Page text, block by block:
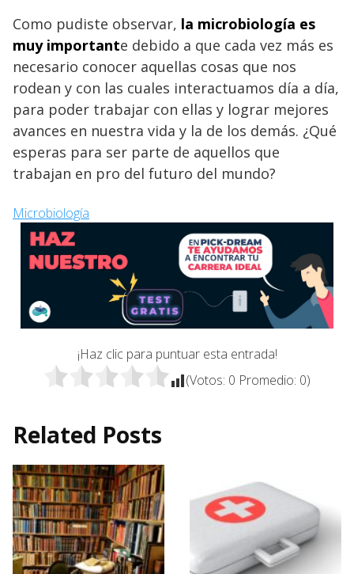
Como pudiste observar, la microbiología es
muy importante debido a que cada vez más es
necesario conocer aquellas cosas que nos
rodean y con las cuales interactuamos día a día,
para poder trabajar con ellas y lograr mejores
avances en nuestra vida y la de los demás. ¿Qué
esperas para ser parte de aquellos que
trabajan en pro del futuro del mundo?
Microbiología
¡Haz clic para puntuar esta entrada!
(Votos: 0 Promedio: 0)
Related Posts